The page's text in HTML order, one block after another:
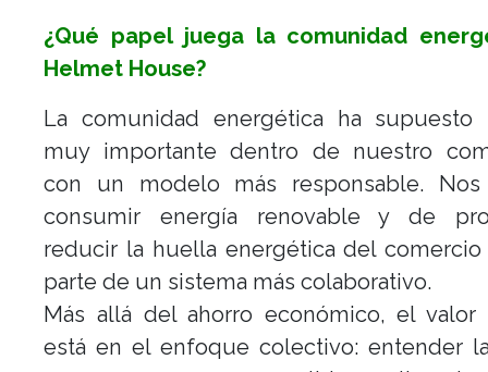
¿Qué papel juega la comunidad
Helmet House?
La comunidad energética ha supuesto
muy importante dentro de nuestro
con un modelo más responsable.
consumir energía renovable y de
reducir la huella energética del comercio
parte de un sistema más colaborativo.
Más allá del ahorro económico, el valor
está en el enfoque colectivo: entender